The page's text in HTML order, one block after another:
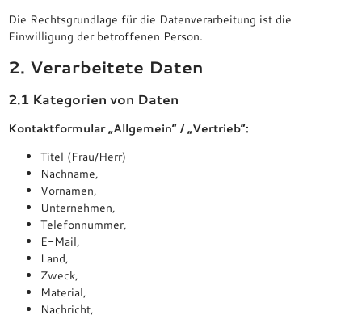
Die Rechtsgrundlage für die Datenverarbeitung ist die
Einwilligung der betroffenen Person.
2. Verarbeitete Daten
2.1 Kategorien von Daten
Kontaktformular „Allgemein“ / „Vertrieb“:
Titel (Frau/Herr)
Nachname,
Vornamen,
Unternehmen,
Telefonnummer,
E-Mail,
Land,
Zweck,
Material,
Nachricht,